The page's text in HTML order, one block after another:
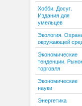
Хобби. Досуг.
Издания для
умельцев
Экология.
окружающей
Экономические
тенденции.
торговля
Экономические
науки
Энергетика